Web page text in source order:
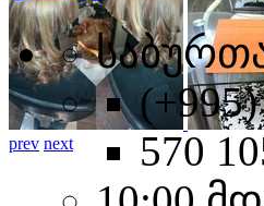
prev next
570